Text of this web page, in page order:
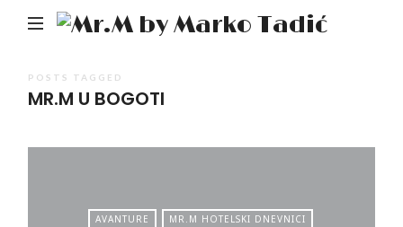
Mr.M
POSTS TAGGED
MR.M U BOGOTI
AVANTURE MR.M HOTELSKI DNEVNICI